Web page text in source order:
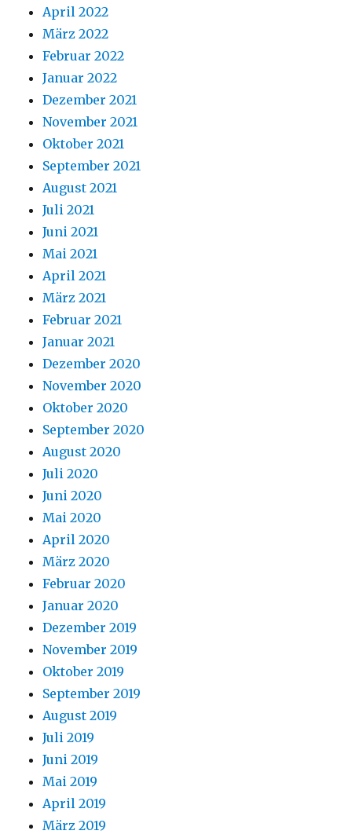
April 2022
März 2022
Februar 2022
Januar 2022
Dezember 2021
November 2021
Oktober 2021
September 2021
August 2021
Juli 2021
Juni 2021
Mai 2021
April 2021
März 2021
Februar 2021
Januar 2021
Dezember 2020
November 2020
Oktober 2020
September 2020
August 2020
Juli 2020
Juni 2020
Mai 2020
April 2020
März 2020
Februar 2020
Januar 2020
Dezember 2019
November 2019
Oktober 2019
September 2019
August 2019
Juli 2019
Juni 2019
Mai 2019
April 2019
März 2019